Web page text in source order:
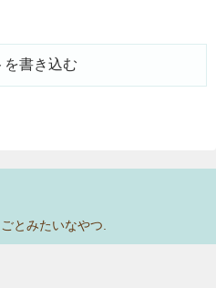
を書き込む
とみたいなやつ.